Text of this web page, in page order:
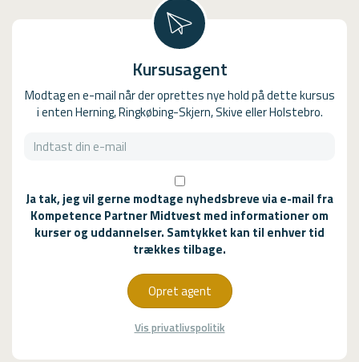
Kursusagent
Modtag en e-mail når der oprettes nye hold på dette kursus
i enten Herning, Ringkøbing-Skjern, Skive eller Holstebro.
Ja tak, jeg vil gerne modtage nyhedsbreve via e-mail fra
Kompetence Partner Midtvest med informationer om
kurser og uddannelser. Samtykket kan til enhver tid
trækkes tilbage.
Opret agent
Vis privatlivspolitik